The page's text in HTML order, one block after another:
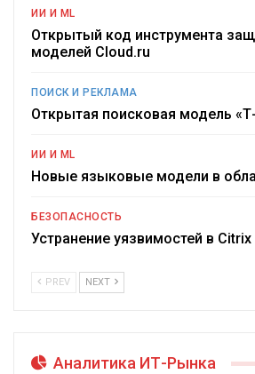
ИИ И ML
Открытый код инструмента
моделей Cloud.ru
ПОИСК И РЕКЛАМА
Открытая поисковая модель
ИИ И ML
Новые языковые модели в
БЕЗОПАСНОСТЬ
Устранение уязвимостей в
PREV NEXT
Аналитика ИТ-Рынка